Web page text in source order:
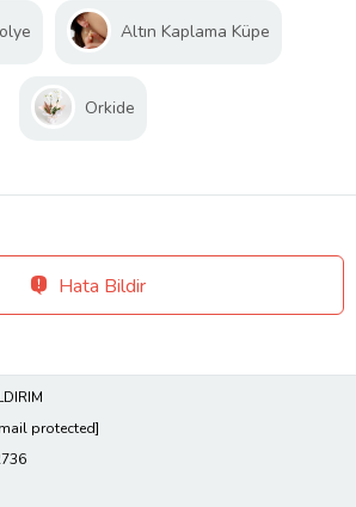
Altın Kaplama Küpe
Orkide
Hata Bildir
protected]